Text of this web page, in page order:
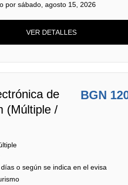
por sábado, agosto 15, 2026
VER DETALLES
de
(Múltiple /
BGN
o según se indica en el evisa